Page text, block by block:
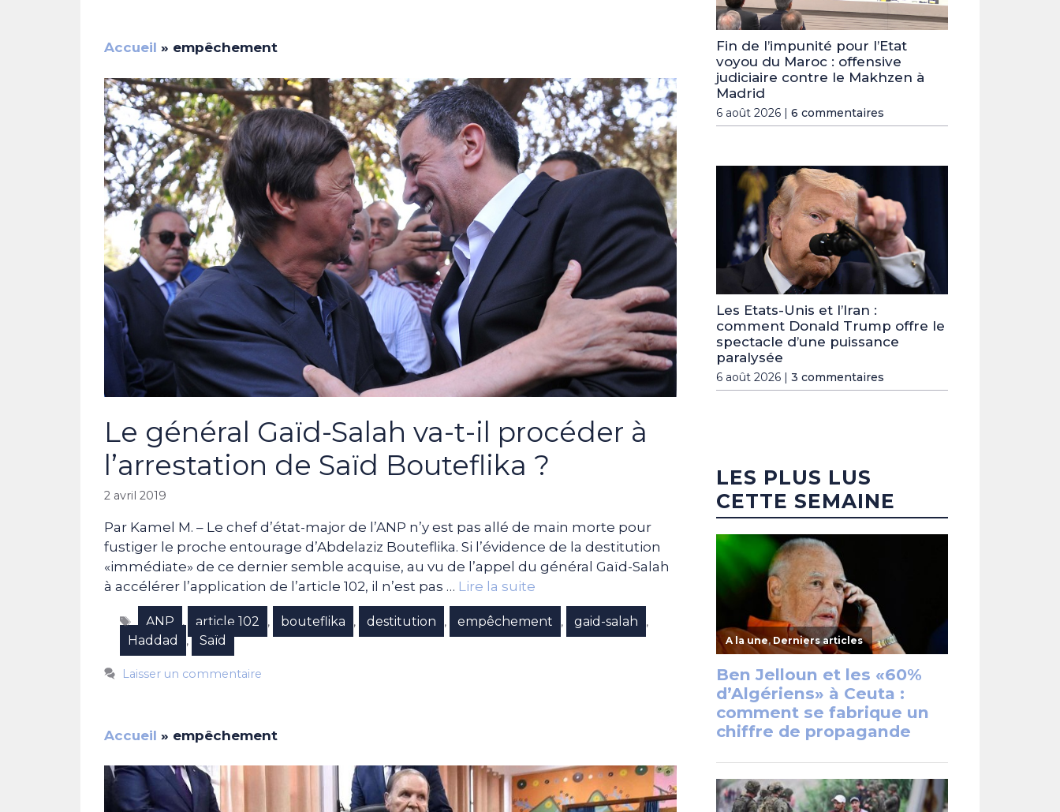
Accueil » empêchement
Le général Gaïd-Salah va-t-il procéder à
l’arrestation de Saïd Bouteflika ?
2 avril 2019
Par Kamel M. – Le chef d’état-major de l’ANP n’y est pas allé de main morte pour
fustiger le proche entourage d’Abdelaziz Bouteflika. Si l’évidence de la destitution
«immédiate» de ce dernier semble acquise, au vu de l’appel du général Gaïd-Salah
à accélérer l’application de l’article 102, il n’est pas … Lire la suite
Étiquettes
ANP , article 102 , bouteflika , destitution , empêchement , gaid-salah ,
Haddad , Saïd
Laisser un commentaire
Accueil » empêchement
Fin de l’impunité pour l’Etat
voyou du Maroc : offensive
judiciaire contre le Makhzen à
Madrid
6 août 2026 | 6 commentaires
Les Etats-Unis et l’Iran :
comment Donald Trump offre le
spectacle d’une puissance
paralysée
6 août 2026 | 3 commentaires
LES PLUS LUS
CETTE SEMAINE